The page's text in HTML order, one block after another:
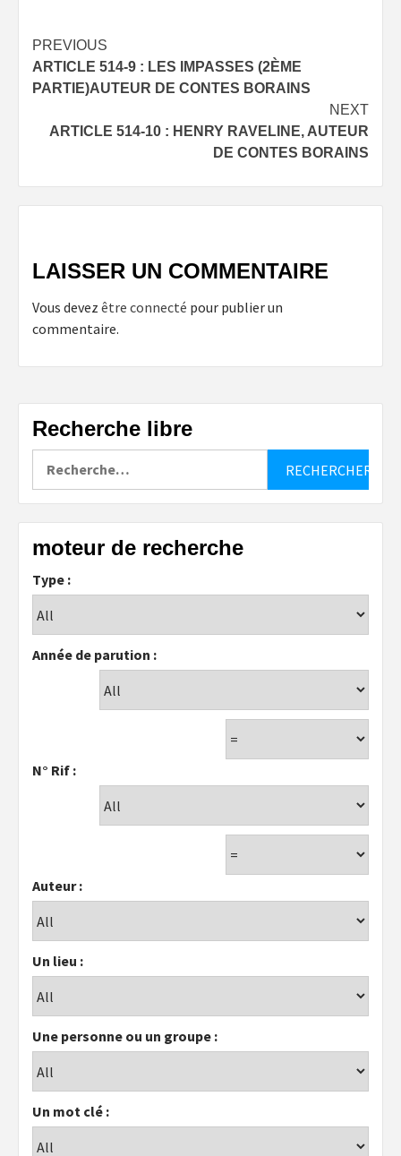
Post
navigation
PREVIOUS
ARTICLE 514-9 : LES IMPASSES (2ÈME
PARTIE)AUTEUR DE CONTES BORAINS
NEXT
ARTICLE 514-10 : HENRY RAVELINE, AUTEUR
DE CONTES BORAINS
LAISSER UN COMMENTAIRE
Vous devez être connecté pour publier un
commentaire.
Recherche libre
moteur de recherche
Type :
Année de parution :
N° Rif :
Auteur :
Un lieu :
Une personne ou un groupe :
Un mot clé :